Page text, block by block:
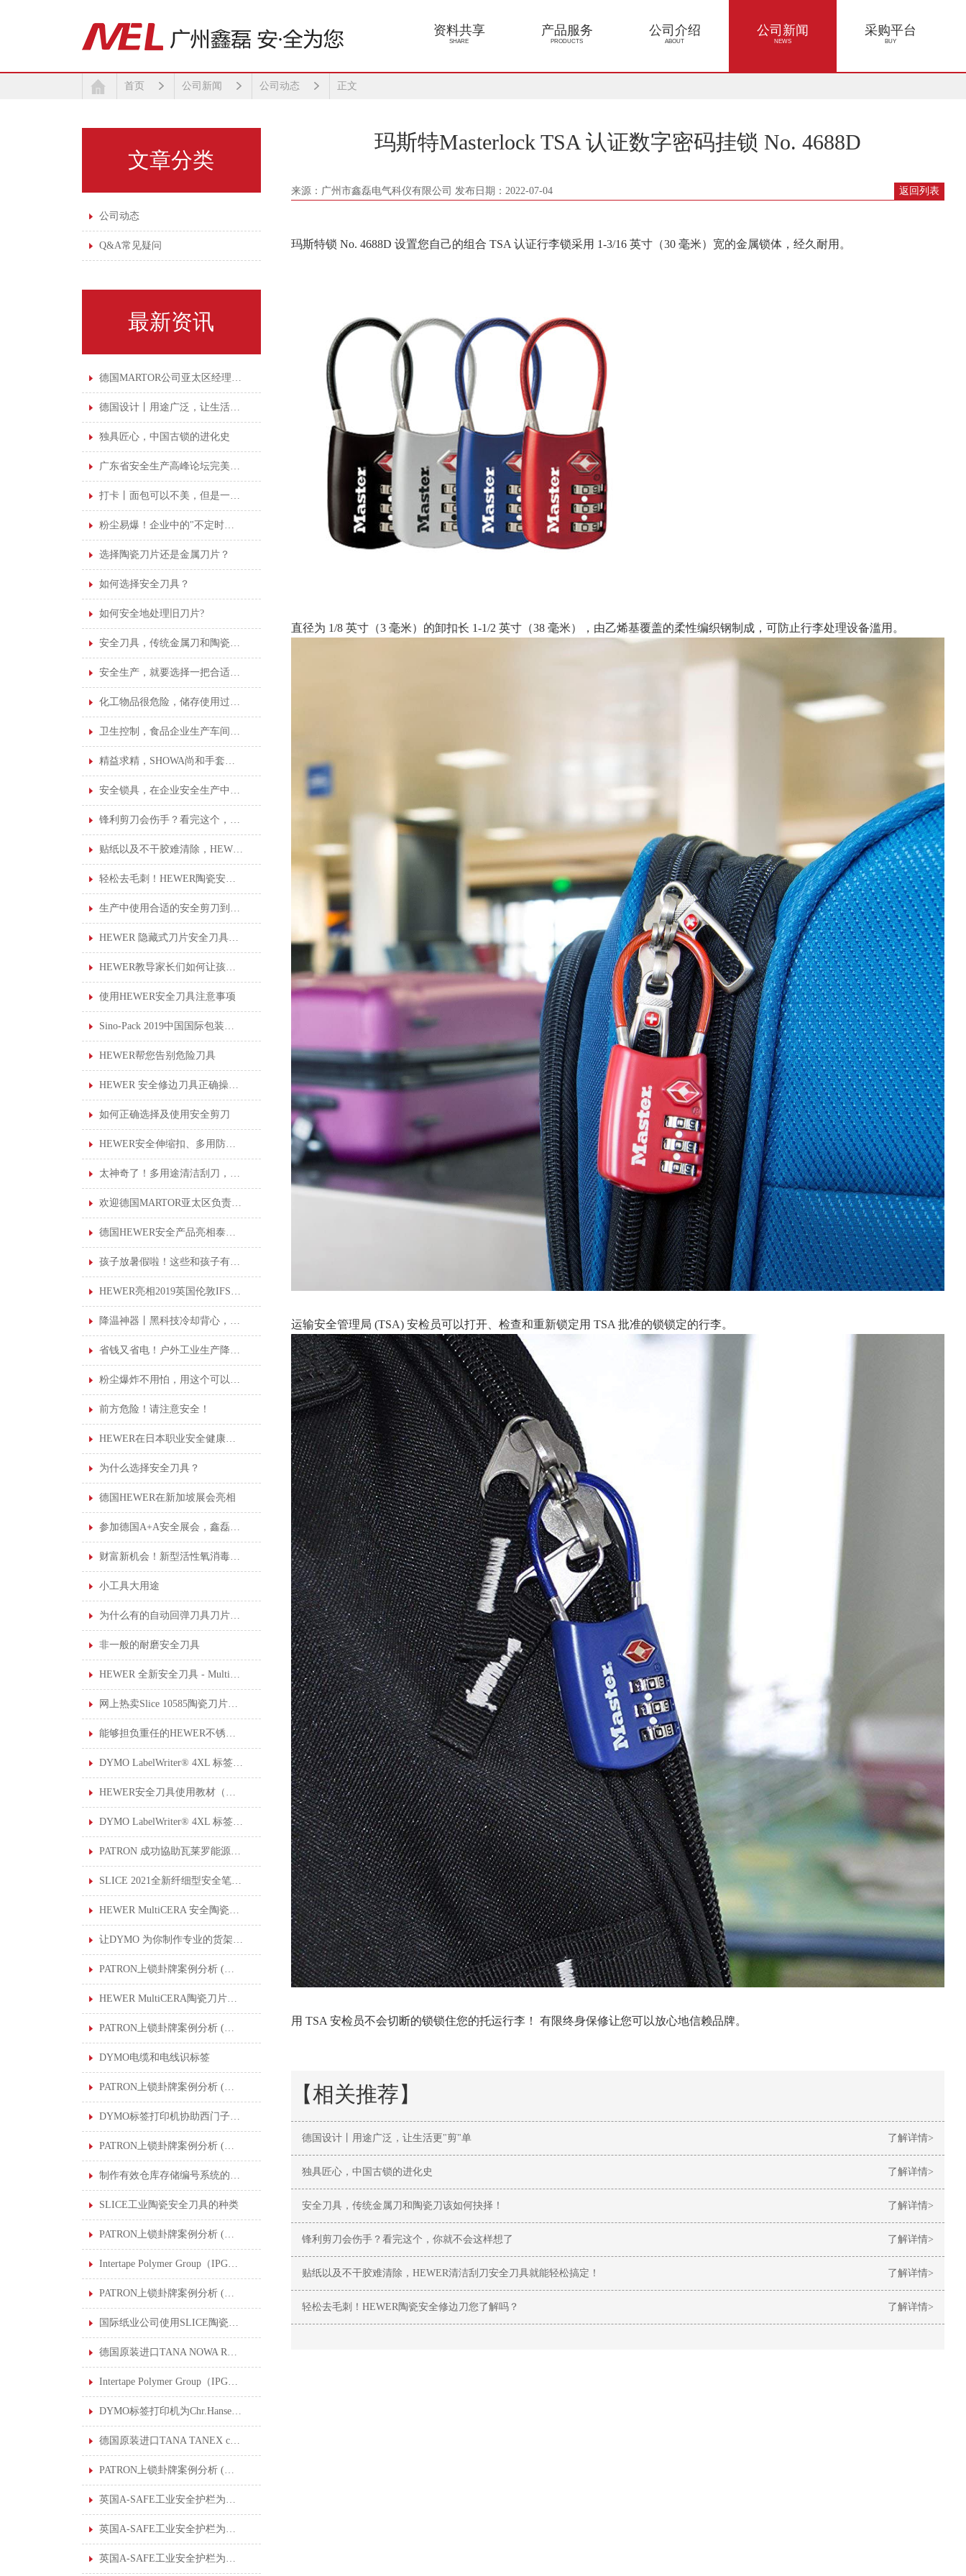
资料共享
SHARE
产品服务
PRODUCTS
公司介绍
ABOUT
公司新闻
NEWS
采购平台
BUY
首页 公司新闻 公司动态 正文
文章分类
公司动态
Q&A常见疑问
最新资讯
德国MARTOR公司亚太区经理亲临广州鑫磊培训
德国设计丨用途广泛，让生活更"剪"单
独具匠心，中国古锁的进化史
广东省安全生产高峰论坛完美落幕，安全意识永不落幕
打卡丨面包可以不美，但是一定要干净
粉尘易爆！企业中的"不定时炸弹"！
选择陶瓷刀片还是金属刀片？
如何选择安全刀具？
如何安全地处理旧刀片?
安全刀具，传统金属刀和陶瓷刀该如何抉择！
安全生产，就要选择一把合适的安全刀具
化工物品很危险，储存使用过程很重要！
卫生控制，食品企业生产车间的基本卫生标准！
精益求精，SHOWA尚和手套给您更好的操作保护
安全锁具，在企业安全生产中占着不可或缺的地位
锋利剪刀会伤手？看完这个，你就不会这样想了
贴纸以及不干胶难清除，HEWER清洁刮刀安全刀具就能轻松搞定！
轻松去毛刺！HEWER陶瓷安全修边刀您了解吗？
生产中使用合适的安全剪刀到底有多重要？看完这个就知道了
HEWER 隐藏式刀片安全刀具的优点
HEWER教导家长们如何让孩子使用安全剪刀
使用HEWER安全刀具注意事项
Sino-Pack 2019中国国际包装展会，德国HEWER新产品首亮相
HEWER帮您告别危险刀具
HEWER 安全修边刀具正确操作说明
如何正确选择及使用安全剪刀
HEWER安全伸缩扣、多用防丢伸缩扣
太神奇了！多用途清洁刮刀，轻松刮走黏胶垢
欢迎德国MARTOR亚太区负责人莅临我司进行产品培训
德国HEWER安全产品亮相泰国职业安全健康会议，为泰国企业提供一站式服务！
孩子放暑假啦！这些和孩子有关的“安全贴士”你知道吗？
HEWER亮相2019英国伦敦IFSEC安防展览会
降温神器丨黑科技冷却背心，高温作业可持续凉爽
省钱又省电！户外工业生产降温加水凉风机！
粉尘爆炸不用怕，用这个可以安心上班！
前方危险！请注意安全！
HEWER在日本职业安全健康展览会
为什么选择安全刀具？
德国HEWER在新加坡展会亮相
参加德国A+A安全展会，鑫磊受益良多
财富新机会！新型活性氧消毒剂诚邀您的加盟。
小工具大用途
为什么有的自动回弹刀具刀片伸出来的长度设计可调节？
非一般的耐磨安全刀具
HEWER 全新安全刀具 - MultiSAFE HK-2200
网上热卖Slice 10585陶瓷刀片安全小刀
能够担负重任的HEWER不锈钢厨房剪刀
DYMO LabelWriter® 4XL 标签打印机
HEWER安全刀具使用教材（一）: 使用安全刀具的 6 个安全提示
DYMO LabelWriter® 4XL 标签打印机于工作环境中的应用
PATRON 成功協助瓦莱罗能源公司制定上锁挂牌系统
SLICE 2021全新纤细型安全笔刀10475和10476现已上架。
HEWER MultiCERA 安全陶瓷修边刀
让DYMO 为你制作专业的货架标签
PATRON上锁卦牌案例分析 (一) : 清洁印刷机滚筒
HEWER MultiCERA陶瓷刀片提高了各行业的切割应用
PATRON上锁卦牌案例分析 (二) : 生产汽车零部件中进行润滑作业的机器人
DYMO电缆和电线识标签
PATRON上锁卦牌案例分析 (二) : 生产汽车零部件中进行润滑作业的机器人
DYMO标签打印机协助西门子在全球工厂制作标准化标签
PATRON上锁卦牌案例分析 (三) : 更换氮压容器密封件
制作有效仓库存储编号系统的DYMO条形码
SLICE工业陶瓷安全刀具的种类
PATRON上锁卦牌案例分析 (四) : 多个能量控制程序
Intertape Polymer Group（IPG）公司使用SLICE陶瓷刀片安全刀具后，创30年来理想的安全记录
PATRON上锁卦牌案例分析 (五) : 酸水管道修复
国际纸业公司使用SLICE陶瓷刀片安全刀具打造公司的安全文化
德国原装进口TANA NOWA RHE 720特耐工业用烟渍泡膜清洁剂
Intertape Polymer Group（IPG）公司使用SLICE陶瓷刀片安全刀具后，创30年来理想的安全记录
DYMO标签打印机为Chr.Hansen标签数字化转型
德国原装进口TANA TANEX ceram 特耐工业用陶瓷砖专用清洁剂
PATRON上锁卦牌案例分析 (六) : 钢厂准备挤压车维修
英国A-SAFE工业安全护栏为大型仓库创建安全工作环境
英国A-SAFE工业安全护栏为雀巢食品公司解决安全隔离及控制行人流量的问题
英国A-SAFE工业安全护栏为日本丰田汽车制造厂制定行人保护解决方案
玛斯特Masterlock TSA 认证数字密码挂锁 No. 4688D
来源：广州市鑫磊电气科仪有限公司 发布日期：2022-07-04 返回列表
玛斯特锁 No. 4688D 设置您自己的组合 TSA 认证行李锁采用 1-3/16 英寸（30 毫米）宽的金属锁体，经久耐用。
直径为 1/8 英寸（3 毫米）的卸扣长 1-1/2 英寸（38 毫米），由乙烯基覆盖的柔性编织钢制成，可防止行李处理设备滥用。
运输安全管理局 (TSA) 安检员可以打开、检查和重新锁定用 TSA 批准的锁锁定的行李。
用 TSA 安检员不会切断的锁锁住您的托运行李！ 有限终身保修让您可以放心地信赖品牌。
【相关推荐】
德国设计丨用途广泛，让生活更"剪"单 了解详情>
独具匠心，中国古锁的进化史 了解详情>
安全刀具，传统金属刀和陶瓷刀该如何抉择！ 了解详情>
锋利剪刀会伤手？看完这个，你就不会这样想了 了解详情>
贴纸以及不干胶难清除，HEWER清洁刮刀安全刀具就能轻松搞定！ 了解详情>
轻松去毛刺！HEWER陶瓷安全修边刀您了解吗？ 了解详情>